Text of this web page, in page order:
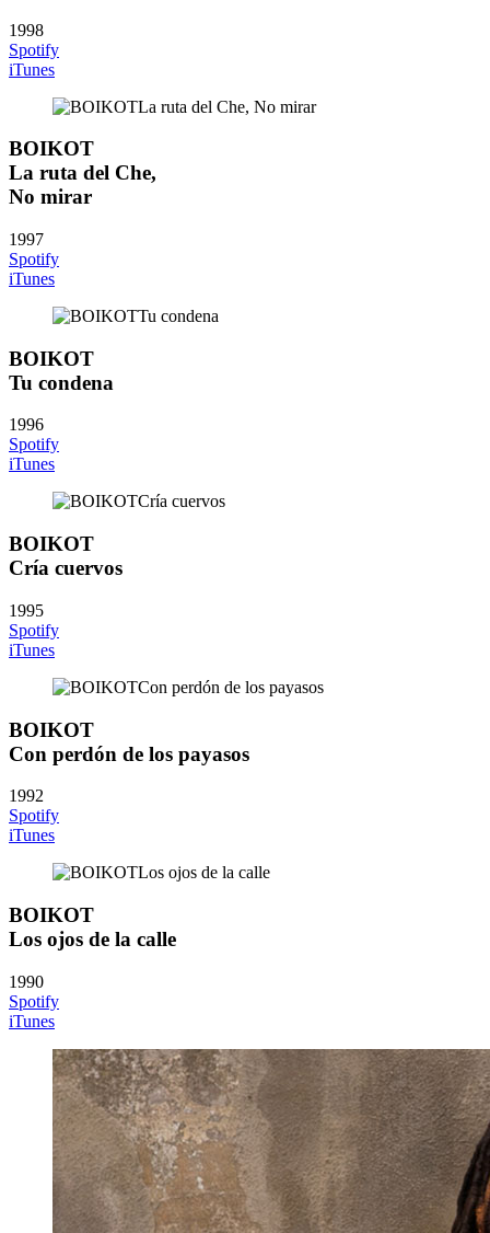
1998
Spotify
iTunes
BOIKOT
La ruta del Che,
No mirar
1997
Spotify
iTunes
BOIKOT
Tu condena
1996
Spotify
iTunes
BOIKOT
Cría cuervos
1995
Spotify
iTunes
BOIKOT
Con perdón de los payasos
1992
Spotify
iTunes
BOIKOT
Los ojos de la calle
1990
Spotify
iTunes